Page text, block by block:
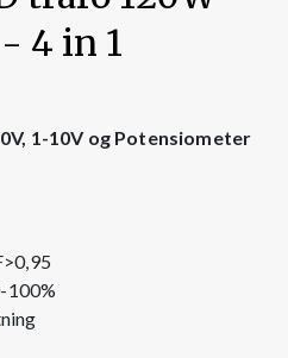
4 in 1
1-10V og Potensiometer
100%